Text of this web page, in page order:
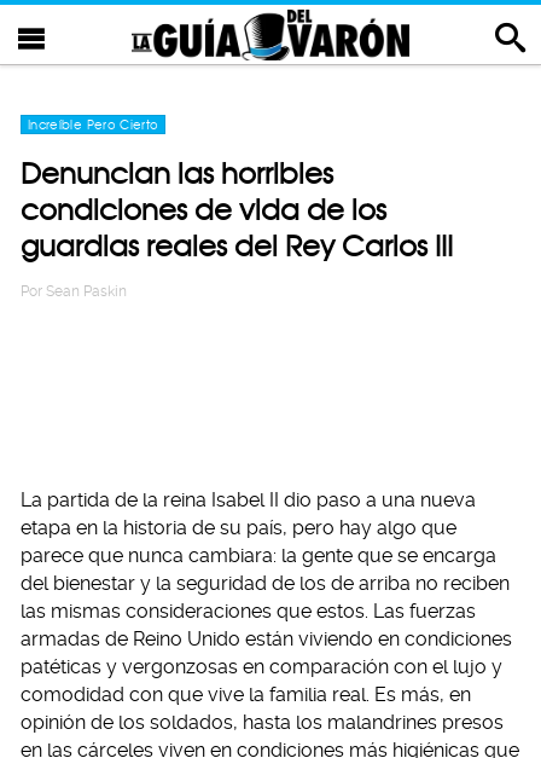
Increíble Pero Cierto
Denuncian las horribles
condiciones de vida de los
guardias reales del Rey Carlos III
Por Sean Paskin
La partida de la reina Isabel II dio paso a una nueva
etapa en la historia de su país, pero hay algo que
parece que nunca cambiara: la gente que se encarga
del bienestar y la seguridad de los de arriba no reciben
las mismas consideraciones que estos. Las fuerzas
armadas de Reino Unido están viviendo en condiciones
patéticas y vergonzosas en comparación con el lujo y
comodidad con que vive la familia real. Es más, en
opinión de los soldados, hasta los malandrines presos
en las cárceles viven en condiciones más higiénicas que